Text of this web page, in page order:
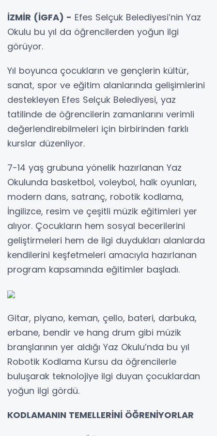
İZMİR (İGFA) - Efes Selçuk Belediyesi’nin Yaz
Okulu bu yıl da öğrencilerden yoğun ilgi
görüyor.
Yıl boyunca çocukların ve gençlerin kültür,
sanat, spor ve eğitim alanlarında gelişimlerini
destekleyen Efes Selçuk Belediyesi, yaz
tatilinde de öğrencilerin zamanlarını verimli
değerlendirebilmeleri için birbirinden farklı
kurslar düzenliyor.
7-14 yaş grubuna yönelik hazırlanan Yaz
Okulunda basketbol, voleybol, halk oyunları,
modern dans, satranç, robotik kodlama,
İngilizce, resim ve çeşitli müzik eğitimleri yer
alıyor. Çocukların hem sosyal becerilerini
geliştirmeleri hem de ilgi duydukları alanlarda
kendilerini keşfetmeleri amacıyla hazırlanan
program kapsamında eğitimler başladı.
Gitar, piyano, keman, çello, bateri, darbuka,
erbane, bendir ve hang drum gibi müzik
branşlarının yer aldığı Yaz Okulu’nda bu yıl
Robotik Kodlama Kursu da öğrencilerle
buluşarak teknolojiye ilgi duyan çocuklardan
yoğun ilgi gördü.
KODLAMANIN TEMELLERİNİ ÖĞRENİYORLAR